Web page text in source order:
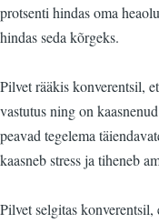
protsenti hindas oma
hindas seda kõrgeks.
Pilvet rääkis konverentsil,
vastutus ning on
peavad tegelema
kaasneb stress ja tiheneb
Pilvet selgitas konverentsil,